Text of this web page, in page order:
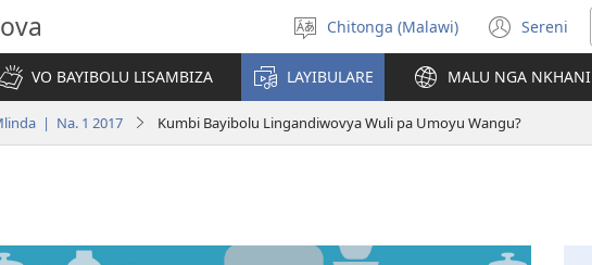
Sankhani
chineneru
Chitonga (Malawi) Sereni
(Lajula
Peji
Linyaki)
VO BAYIBOLU LISAMBIZA LAYIBULARE MALU NGA NKHANI
| Na. 1 2017 Kumbi Bayibolu Lingandiwovya Wuli pa Umoyu Wangu?